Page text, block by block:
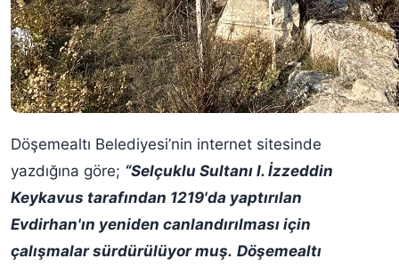
Döşemealtı Belediyesi’nin internet sitesinde
yazdığına göre; “Selçuklu Sultanı I. İzzeddin
Keykavus tarafından 1219'da yaptırılan
Evdirhan'ın yeniden canlandırılması için
çalışmalar sürdürülüyor muş. Döşemealtı